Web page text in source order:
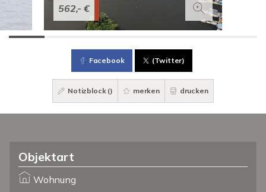
562,- €
Facebook (Twitter)
Notizblock () merken drucken
Objektart
Wohnung